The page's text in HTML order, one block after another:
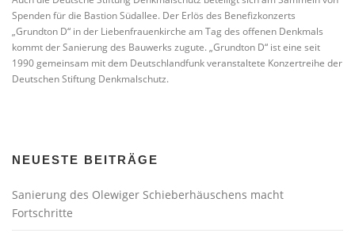
Spenden für die Bastion Südallee. Der Erlös des Benefizkonzerts
„Grundton D“ in der Liebenfrauenkirche am Tag des offenen Denkmals
kommt der Sanierung des Bauwerks zugute. „Grundton D“ ist eine seit
1990 gemeinsam mit dem Deutschlandfunk veranstaltete Konzertreihe der
Deutschen Stiftung Denkmalschutz.
NEUESTE BEITRÄGE
Sanierung des Olewiger Schieberhäuschens macht
Fortschritte